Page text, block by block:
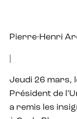
Pierre-Henri
Jeudi 26 mars,
Président de
a remis les